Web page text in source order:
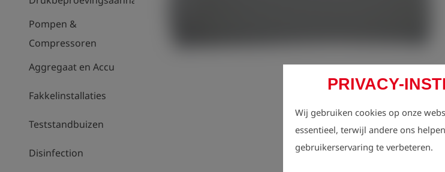
PRIVACY-
Wij gebruiken cookies op onze
essentieel, terwijl andere ons
gebruikerservaring te verbeteren.
Pompen &
Compressoren
Aggregaat en Accu
Fakkelinstallaties
Teststandbuizen
Disinfection